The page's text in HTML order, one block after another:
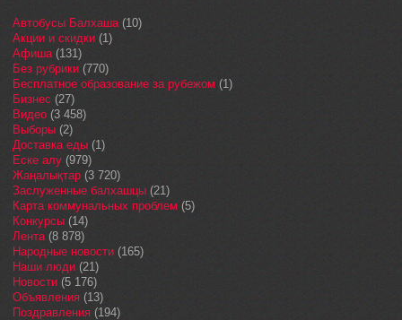
Автобусы Балхаша(10)
Акции и скидки (1)
Афиша(131)
Без рубрики (770)
Бесплатное образование за рубежом (1)
Бизнес (27)
Видео (3 458)
Выборы (2)
Доставка еды (1)
Еске алу (979)
Жаңалықтар (3 720)
Заслуженные балхашцы (21)
Карта коммунальных проблем (5)
Конкурсы (14)
Лента(8 878)
Народные новости (165)
Наши люди (21)
Новости (5 176)
Объявления (13)
Поздравления (194)